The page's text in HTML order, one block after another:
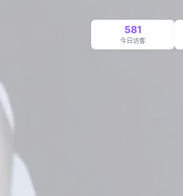
581
今日访客